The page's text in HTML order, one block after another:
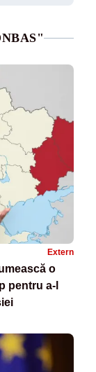
Extern
o
pentru a-l